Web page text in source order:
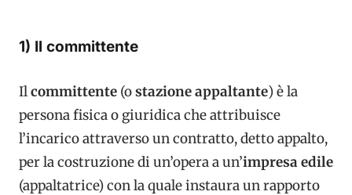
1) Il committente
Ilcommittente (ostazione appaltante) è la
persona fisica o giuridica che attribuisce
l’incarico attraverso un contratto, detto appalto,
per la costruzione di un’opera a un’impresa edile
(appaltatrice) con la quale instaura un rapporto